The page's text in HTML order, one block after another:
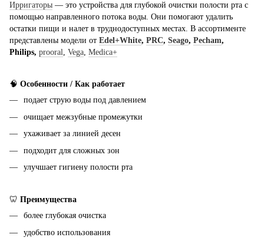
Ирригаторы — это устройства для глубокой очистки полости рта с
помощью направленного потока воды. Они помогают удалить
остатки пищи и налет в труднодоступных местах. В ассортименте
представлены модели от Edel+White, PRC, Seago, Pecham,
Philips, prooral, Vega, Medica+
🧠 Особенности / Как работает
подает струю воды под давлением
очищает межзубные промежутки
ухаживает за линией десен
подходит для сложных зон
улучшает гигиену полости рта
🦷 Преимущества
более глубокая очистка
удобство использования